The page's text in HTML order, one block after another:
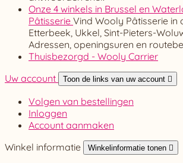
Onze 4 winkels in Brussel en
Pâtisserie Vind Wooly Pâtisserie in
Etterbeek, Ukkel, Sint-Pieters-
Adressen, openingsuren en
Thuisbezorgd - Wooly Carrier
Uw account
Toon de links van uw account 
Volgen van bestellingen
Inloggen
Account aanmaken
Winkel informatie
Winkelinformatie tonen 